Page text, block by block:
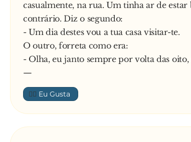
casualmente, na rua. Um tinha ar de
contrário. Diz o segundo:
- Um dia destes vou a tua casa visitar-te.
O outro, forreta como era:
- Olha, eu janto sempre por volta das
—
👍🏼